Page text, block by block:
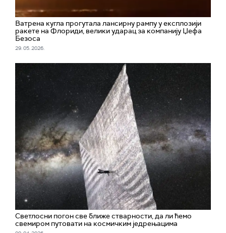
Ватрена кугла прогутала лансирну рампу у експлозији
ракете на Флориди, велики ударац за компанију Џефа
Безоса
29. 05. 2026.
Светлосни погон све ближе стварности, да ли ћемо
свемиром путовати на космичким једрењацима